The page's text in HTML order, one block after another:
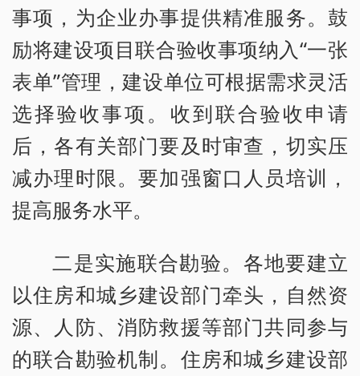
事项，为企业办事提供精准服务。鼓
励将建设项目联合验收事项纳入“一张
表单”管理，建设单位可根据需求灵活
选择验收事项。收到联合验收申请
后，各有关部门要及时审查，切实压
减办理时限。要加强窗口人员培训，
提高服务水平。
二是实施联合勘验。各地要建立
以住房和城乡建设部门牵头，自然资
源、人防、消防救援等部门共同参与
的联合勘验机制。住房和城乡建设部